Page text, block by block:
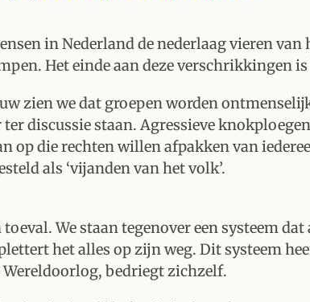
in Nederland de nederlaag vieren
Het einde aan deze verschrikkingen
zien we dat groepen worden
discussie staan. Agressieve
op die rechten willen afpakken van
als ‘vijanden van het volk’.
We staan tegenover een systeem
het alles op zijn weg. Dit systeem
bedriegt zichzelf.